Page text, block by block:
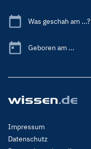
Was geschah am ...?
Geboren am ...
Footer
Menu
Impressum
Datenschutz